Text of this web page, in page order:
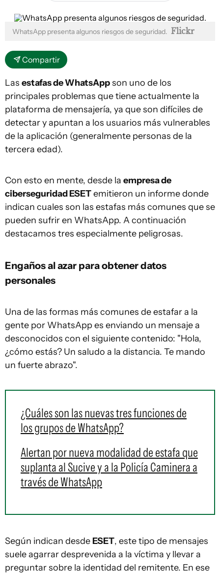
WhatsApp presenta algunos riesgos de seguridad. Flickr
Compartir
Las estafas de WhatsAppson uno de los
principales problemas que tiene actualmente la
plataforma de mensajería, ya que son difíciles de
detectar y apuntan a los usuarios más vulnerables
de la aplicación (generalmente personas de la
tercera edad).
Con esto en mente, desde la empresa de
ciberseguridadESETemitieron un informe donde
indican cuales son las estafas más comunes que se
pueden sufrir en WhatsApp. A continuación
destacamos tres especialmente peligrosas.
Engaños al azar para obtener datos
personales
Una de las formas más comunes de estafar a la
gente por WhatsApp es enviando un mensaje a
desconocidos con el siguiente contenido: "Hola,
¿cómo estás? Un saludo a la distancia. Te mando
un fuerte abrazo".
¿Cuáles son las nuevas tres funciones de
los grupos de WhatsApp?
Alertan por nueva modalidad de estafa que
suplanta al Sucive y a la Policía Caminera a
través de WhatsApp
Según indican desde ESET, este tipo de mensajes
suele agarrar desprevenida a la víctima y llevar a
preguntar sobre la identidad del remitente. En ese